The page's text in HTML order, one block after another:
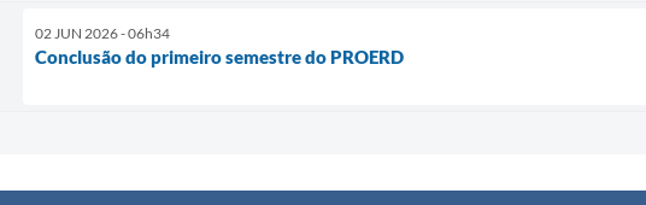
02 JUN 2026 - 06h34
Conclusão do primeiro semestre do PROERD